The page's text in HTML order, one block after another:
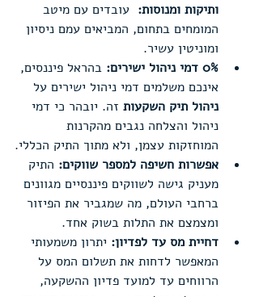
ותיקות ומנוסות: עובדים עם מיטב
המומחים בתחום, המביאים עמם ניסיון
ומוניטין עשיר.
0% דמי ניהול ישירים:
בהראל פיננסים,
אינכם משלמים דמי ניהול ישירים על
ניהול תיק השקעות זה. יובהר כי דמי
ניהול והצלחה נגבים מהקרנות
המוחזקות עצמן, ולא מתוך התיק הכללי.
אפשרות חשיפה למספר שווקים: התיק
מעניק גישה לשווקים פיננסיים מגוונים
ברחבי העולם, מה שמגביר את הפיזור
ומצמצם את התלות בשוק אחד.
דחיית מס עד לפדיון: יתרון משמעותי
המאפשר לדחות את תשלום המס על
הרווחים עד למועד פדיון ההשקעה,